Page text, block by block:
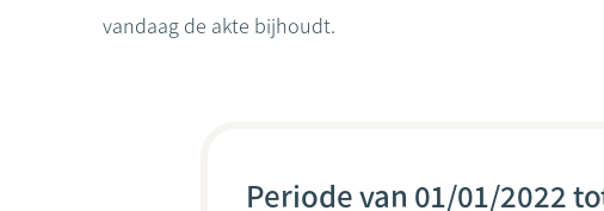
vandaag de akte bijhoudt.
Periode van 01/01/2022